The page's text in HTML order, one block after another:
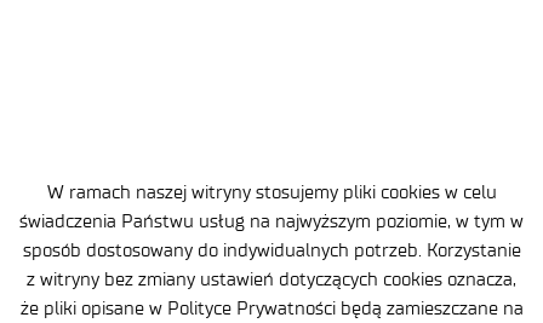
W ramach naszej witryny stosujemy pliki cookies w celu
świadczenia Państwu usług na najwyższym poziomie, w tym w
sposób dostosowany do indywidualnych potrzeb. Korzystanie
z witryny bez zmiany ustawień dotyczących cookies oznacza,
że pliki opisane w Polityce Prywatności będą zamieszczane na